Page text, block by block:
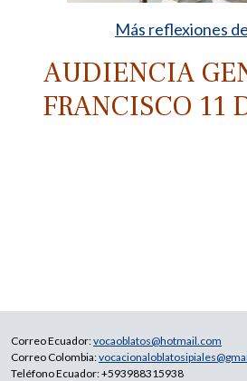
Más reflexiones
AUDIENCIA
FRANCISCO 11
Correo Ecuador:vocaoblatos@hotmail.com
Correo Colombia:
Teléfono Ecuador: +593988315938